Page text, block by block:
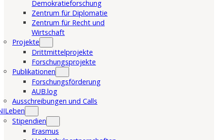
Demokratieforschung
Zentrum für Diplomatie
Zentrum für Recht und
Wirtschaft
Projekte
Drittmittelprojekte
Forschungsprojekte
Publikationen
Forschungsförderung
AUB.log
Ausschreibungen und Calls
Stipendien
Erasmus